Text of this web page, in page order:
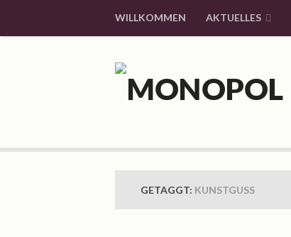
WILLKOMMEN AKTUELLES
GETAGGT: KUNSTGUSS